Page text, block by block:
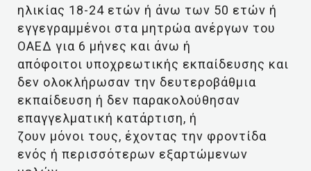
ηλικίας 18-24 ετών ή άνω των 50 ετών ή
εγγεγραμμένοι στα μητρώα ανέργων του
ΟΑΕΔ για 6 μήνες και άνω ή
απόφοιτοι υποχρεωτικής εκπαίδευσης και
δεν ολοκλήρωσαν την δευτεροβάθμια
εκπαίδευση ή δεν παρακολούθησαν
επαγγελματική κατάρτιση, ή
ζουν μόνοι τους, έχοντας την φροντίδα
ενός ή περισσότερων εξαρτώμενων